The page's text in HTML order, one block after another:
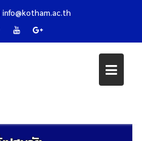
info@kotham.ac.th